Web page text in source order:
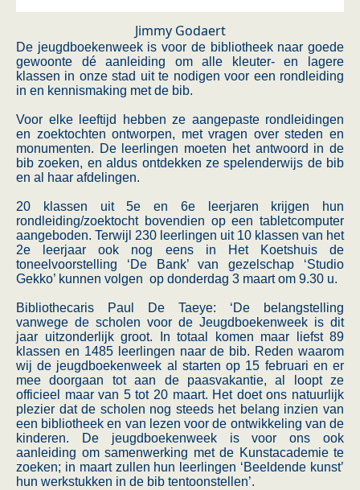
Jimmy Godaert
De jeugdboekenweek is voor de bibliotheek naar goede
gewoonte dé aanleiding om alle kleuter- en lagere
klassen in onze stad uit te nodigen voor een rondleiding
in en kennismaking met de bib.
Voor elke leeftijd hebben ze aangepaste rondleidingen
en zoektochten ontworpen, met vragen over steden en
monumenten. De leerlingen moeten het antwoord in de
bib zoeken, en aldus ontdekken ze spelenderwijs de bib
en al haar afdelingen.
20 klassen uit 5e en 6e leerjaren krijgen hun
rondleiding/zoektocht bovendien op een tabletcomputer
aangeboden. Terwijl 230 leerlingen uit 10 klassen van het
2e leerjaar ook nog eens in Het Koetshuis de
toneelvoorstelling ‘De Bank’ van gezelschap ‘Studio
Gekko’ kunnen volgen op donderdag 3 maart om 9.30 u.
Bibliothecaris Paul De Taeye: ‘De belangstelling
vanwege de scholen voor de Jeugdboekenweek is dit
jaar uitzonderlijk groot. In totaal komen maar liefst 89
klassen en 1485 leerlingen naar de bib. Reden waarom
wij de jeugdboekenweek al starten op 15 februari en er
mee doorgaan tot aan de paasvakantie, al loopt ze
officieel maar van 5 tot 20 maart. Het doet ons natuurlijk
plezier dat de scholen nog steeds het belang inzien van
een bibliotheek en van lezen voor de ontwikkeling van de
kinderen. De jeugdboekenweek is voor ons ook
aanleiding om samenwerking met de Kunstacademie te
zoeken; in maart zullen hun leerlingen ‘Beeldende kunst’
hun werkstukken in de bib tentoonstellen’.